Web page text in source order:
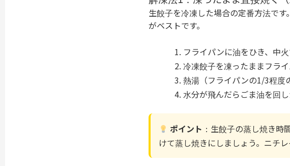
生餃子を冷凍した場合の定番方法です
がベストです。
フライパンに油をひき、中
冷凍餃子を凍ったままフラ
熱湯（フライパンの1/3程度
水分が飛んだらごま油を回
ポイント ：生餃子の蒸し焼き
けて蒸し焼きにしましょう。ニチ